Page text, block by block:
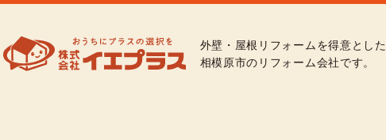
外壁・屋根リフォームを得意とした
相模原市のリフォーム会社です。